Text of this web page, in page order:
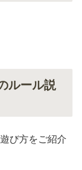
ルール説
び方をご紹介